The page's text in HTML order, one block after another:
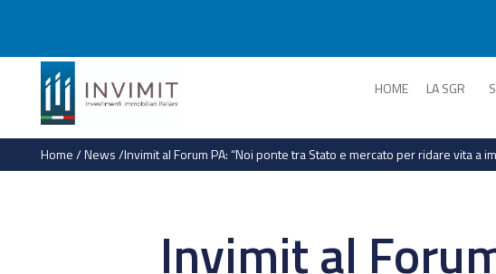
HOME LA SGR
Home/News/Invimit al Forum PA: “Noi ponte tra Stato e mercato per ridare vita a
Invimit al